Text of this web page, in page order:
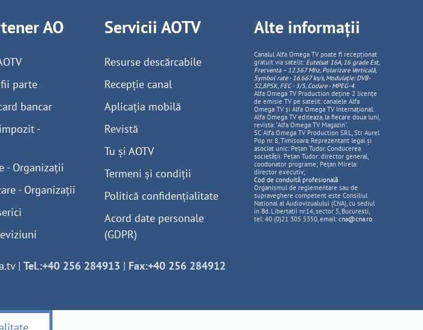
AO
fii parte
bancar
-
- Organizații
- Organizații
Servicii AOTV
Resurse descărcabile
Recepție canal
Aplicația mobilă
Revistă
Tu și AOTV
Termeni și condiții
Politică confidențialitate
Acord date personale
(GDPR)
Alte informații
Canalul Alfa Omega TV poate fi recepționat
gratuit via satelit: Eutelsat 16A, 16 grade Est,
Frecventa – 12.567 Mhz, PolarizareVerticală,
Symbol rate - 16.667 ks/s, Modulație: DVB-
S2,8PSK, FEC - 3/5, Codare - MPEG-4.
Alfa Omega TV Production deține 2 licențe
de emisie TV pe satelit: canalele Alfa
Omega TV și Alfa Omega TV Internațional.
Alfa Omega TV editeaza, la fiecare doua luni,
revista: "Alfa Omega TV Magazin".
SC Alfa Omega TV Production SRL, Str Aurel
Pop nr. 8, Timisoara. Reprezentant legal și
asociat unic: Pețan Tudor. Conducerea
societății: Pețan Tudor: director general,
coodonator programe; Pețan Mirela:
director executiv;
Cod de conduită profesională
Organismul de reglementare sau de
supraveghere competent este Consiliul
National al Audiovizualului (CNA), cu sediul
in Bd. Libertatii nr.14, sector 5, Bucuresti,
tel: 40 (0)21 305 5350, email: cna@cna.ro
| Tel.:+40 256 284913 | Fax:+40 256 284912